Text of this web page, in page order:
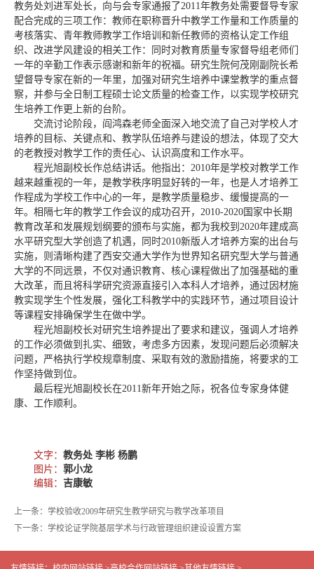
教务处刘进军处长，向与会专家通报了2011年教务处需要督导专家
配合完成的三项工作：教师在职称晋升中教学工作量和工作质量的
考核落实、青年教师教学工作培训和新任教师的资格认定工作组
织、改进学风建设的相关工作：同时对教育质量专家督导组老师们
一年的辛勤工作表示感谢和新年的祝福。研究生院何茂刚副院长希
望督导专家在新的一年里，加强对研究生培养中课堂教学的重点督
察，并参与全日制工程硕士论文质量的检查工作，以实现学校研究
生培养工作更上新的台阶。
交流讨论阶段，阎鸿森老师全面深入地交流了自己对学校人才
培养的目标、关键点和、教学队伍培养与建设的想法，体现了交大
的老教授对教学工作的责任心、认识高度和工作水平。
程光旭副校长作总结讲话。他指出：2010年是学校对教学工作
越来越重视的一年，是教学秩序明显好转的一年，也是人才培养工
作程成为学校工作中心的一年，是教学质量稳步、缓慢提高的一
年。相隔七年的教学工作会议的成功召开，2010-2020国家中长期
教育改革和发展规划纲要的颁布与实施，都为我校到2020年建成高
水平研究型大学创造了机遇，同时2010新版人才培养方案的出台与
实施，则清晰构建了西安交通大学作为世界知名研究型大学与普通
大学的不同远景，不仅对通识教育、核心课程做出了加强基础的重
大改革，而且将科学研究资源直接引入本科人才培养，通过因材施
教实现学生个性发展，强化工科教学中的实践环节，通过项目设计
等课程安排确保学生在做中学。
程光旭副校长对研究生培养提出了要求和建议，强调人才培养
的工作必须做到扎实、细致，考虑多方因素，发现问题后必须解决
问题，严格执行学校规章制度、采取有效的激励措施，将要求的工
作坚持做到位。
最后程光旭副校长在2011新年开始之际，祝各位专家身体健
康、工作顺利。
文字： 教务处 李彬 杨鹏
图片： 郭小龙
编辑： 吉康敏
上一条：学校验收2009年研究生教学研究与教学改革项目
下一条：学校论证学院基层学术与行政管理组织建设设置方案